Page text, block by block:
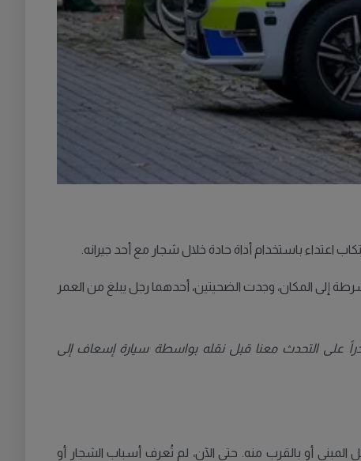
إلى المكان، وجدت الضحيتين، أحدهما رجل يبلغ من العمر
على التحدث معنا قبل نقله بواسطة سيارة إسعاف إلى
أو بالقرب منه. حتى الآن، لم تُعرف أسباب الشجار أو